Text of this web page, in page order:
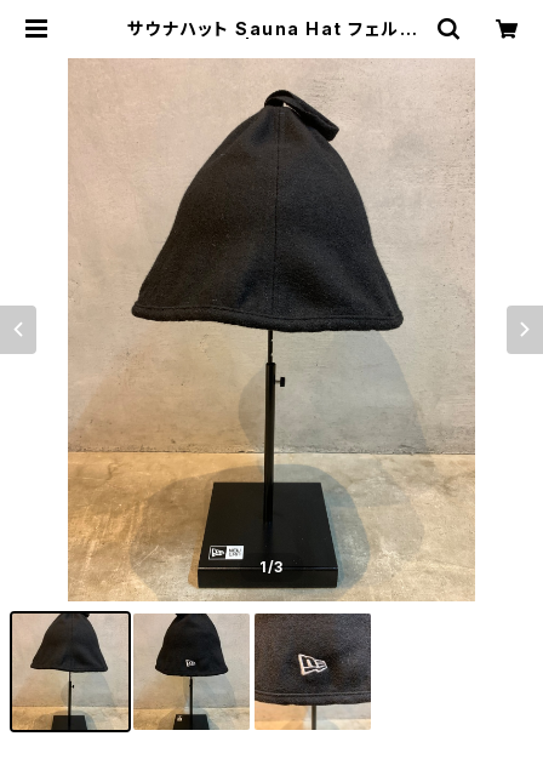
サウナハット Sauna Hat フェルト
1/3